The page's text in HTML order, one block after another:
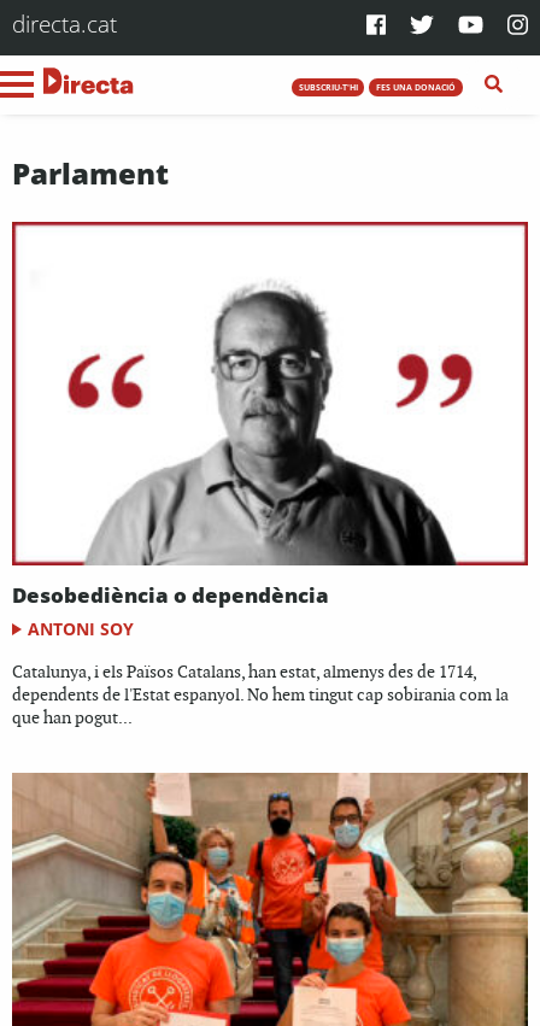
directa.cat
SUBSCRIU-T'HI FES UNA DONACIÓ
Parlament
Desobediència o dependència
ANTONI SOY
Catalunya, i els Països Catalans, han estat, almenys des de 1714,
dependents de l'Estat espanyol. No hem tingut cap sobirania com la
que han pogut...